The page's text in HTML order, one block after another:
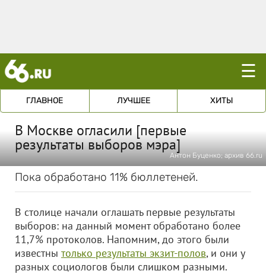
☰
ГЛАВНОЕ ЛУЧШЕЕ ХИТЫ
В Москве огласили [первые
результаты выборов мэра]
Антон Буценко; архив 66.ru
Пока обработано 11% бюллетеней.
В столице начали оглашать первые результаты
выборов: на данный момент обработано более
11,7% протоколов. Напомним, до этого были
известны только результаты экзит-полов, и они у
разных социологов были слишком разными.